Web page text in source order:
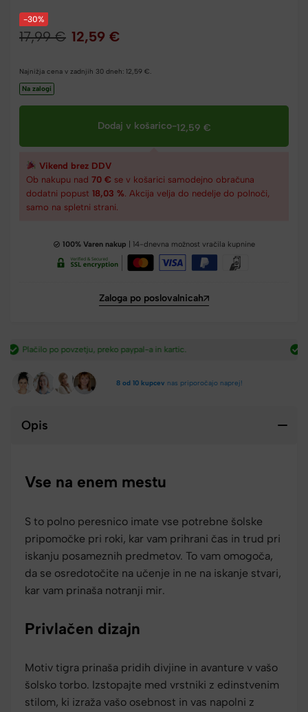
-30%
17,99€ 12,59 €
Najnižja cena v zadnjih 30 dneh: 12,59 €
Na zalogi
Dodaj v košarico-12,59 €
Vikend brez DDV
Ob nakupu nad 70 € se v košarici samodejno obračuna
dodatni popust 18,03 % . Akcija velja do nedelje do polnoči,
samo na spletni strani.
100% Varen nakup | 14-dnevna možnost vračila kupnine
Zaloga po poslovalnicah
Hitra dostava iz Slovenije v 2-4 dneh.​
8 od 10 kupcev nas priporočajo naprej!
Opis
Vse na enem mestu
S to polno peresnico imate vse potrebne šolske
pripomočke pri roki, kar vam prihrani čas in trud pri
iskanju posameznih predmetov. To vam omogoča,
da se osredotočite na učenje in ne na iskanje stvari,
kar vam prinaša notranji mir.
Privlačen dizajn
Motiv tigra prinaša pridih divjine in avanture v vašo
šolsko torbo. Izstopajte med vrstniki z edinstvenim
stilom, ki izraža vašo osebnost in vas napolni z